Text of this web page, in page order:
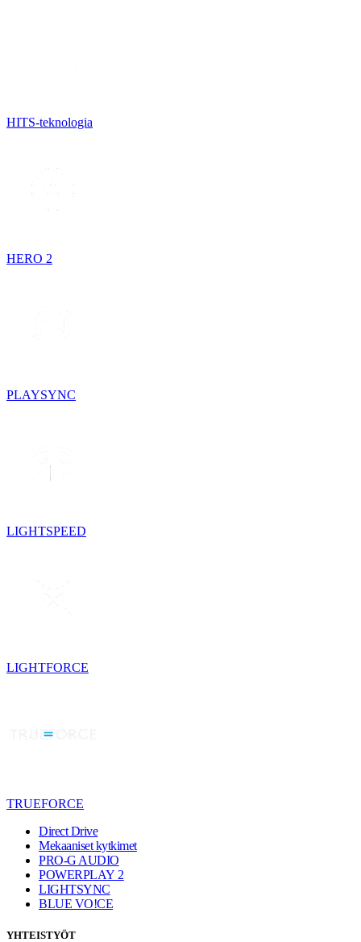
HITS-teknologia
HERO 2
PLAYSYNC
LIGHTSPEED
LIGHTFORCE
TRUEFORCE
Direct Drive
Mekaaniset kytkimet
PRO-G AUDIO
POWERPLAY 2
LIGHTSYNC
BLUE VO!CE
YHTEISTYÖT